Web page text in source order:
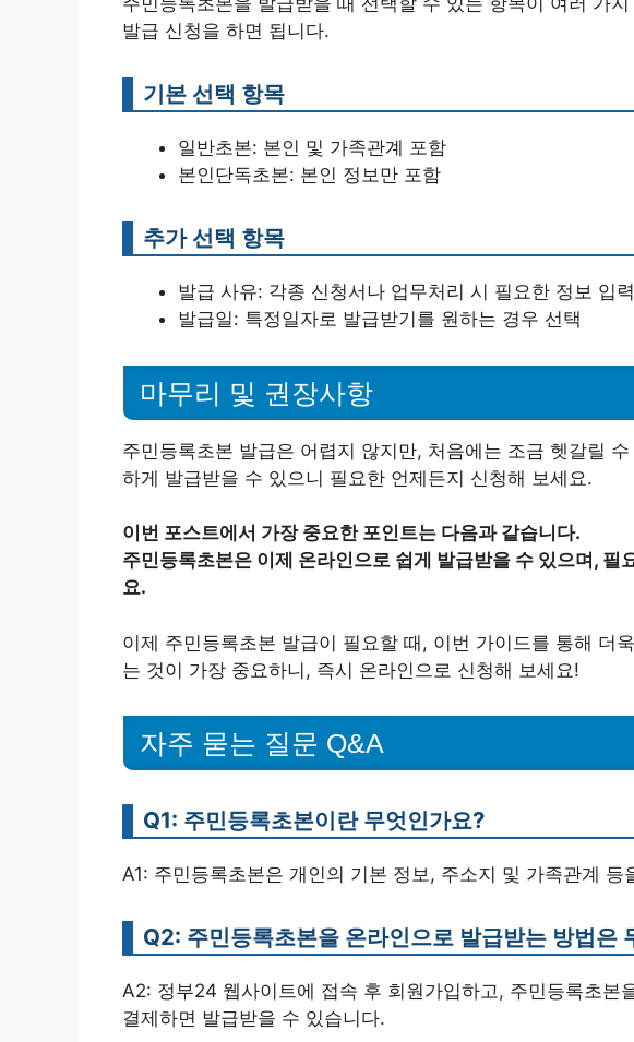
발급 신청을 하면 됩니다.
기본 선택 항목
일반초본: 본인 및 가족관계 포함
본인단독초본: 본인 정보만 포함
추가 선택 항목
발급 사유: 각종 신청서나 업무처리 시 필요한 정보 입력
발급일: 특정일자로 발급받기를 원하는 경우 선택
마무리 및 권장사항
주민등록초본 발급은 어렵지 않지만, 처음에는 조금 헷갈릴
하게 발급받을 수 있으니 필요한 언제든지 신청해 보세요.
이번 포스트에서 가장 중요한 포인트는 다음과 같습니다.
주민등록초본은 이제 온라인으로 쉽게 발급받을 수 있으며, 필
요.
이제 주민등록초본 발급이 필요할 때, 이번 가이드를 통해 더
는 것이 가장 중요하니, 즉시 온라인으로 신청해 보세요!
자주 묻는 질문 Q&A
Q1: 주민등록초본이란 무엇인가요?
A1: 주민등록초본은 개인의 기본 정보, 주소지 및 가족관계 등
Q2: 주민등록초본을 온라인으로 발급받는 방법은
A2: 정부24 웹사이트에 접속 후 회원가입하고, 주민등록초본
결제하면 발급받을 수 있습니다.